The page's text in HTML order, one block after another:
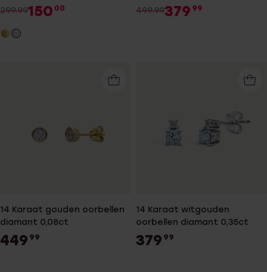
diamant 0,02ct voor dames
299.99150 00
499.99379 99
14 Karaat gouden oorbellen
diamant 0,08ct
449 99
14 Karaat witgouden
oorbellen diamant 0,35ct
379 99